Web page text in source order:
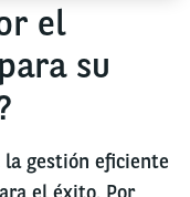
el
su
gestión eficiente
el éxito. Por